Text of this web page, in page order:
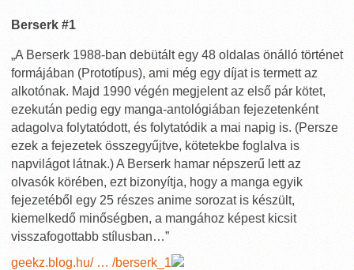
Berserk #1
„A Berserk 1988-ban debütált egy 48 oldalas önálló történet
formájában (Prototípus), ami még egy díjat is termett az
alkotónak. Majd 1990 végén megjelent az első pár kötet,
ezekután pedig egy manga-antológiában fejezetenként
adagolva folytatódott, és folytatódik a mai napig is. (Persze
ezek a fejezetek összegyűjtve, kötetekbe foglalva is
napvilágot látnak.) A Berserk hamar népszerű lett az
olvasók körében, ezt bizonyítja, hogy a manga egyik
fejezetéből egy 25 részes anime sorozat is készült,
kiemelkedő minőségben, a mangához képest kicsit
visszafogottabb stílusban…”
geekz.blog.hu/ … /berserk_1